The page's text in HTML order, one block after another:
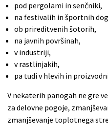
pod pergolami in senčniki,
na festivalih in športnih
ob prireditvenih šotorih,
na javnih površinah,
v industriji,
v rastlinjakih,
pa tudi v hlevih in
V nekaterih panogah ne gre
za delovne pogoje,
zmanjševanje toplotnega